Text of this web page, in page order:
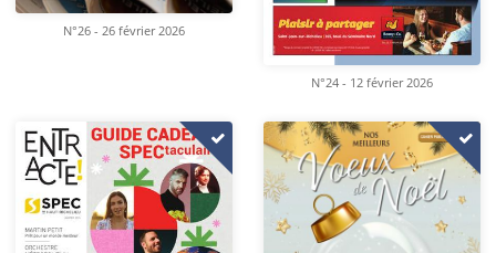
N°26 - 26 février 2026
N°24 - 12 février 2026